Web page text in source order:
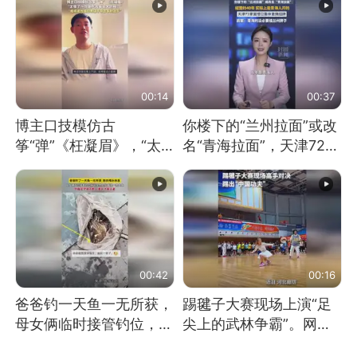
消息）
00:14
博主口技模仿古
筝“弹”《枉凝眉》，“太
吗？”“或将成为首位考级
不带古筝的选手。”（来
源：新华每日电讯）
00:37
你楼下的“兰州拉面”或改
名“青海拉面”，天津72家
00:42
爸爸钓一天鱼一无所获，
母女俩临时接管钓位，用
00:16
踢毽子大赛现场上演“足
尖上的武林争霸”。网